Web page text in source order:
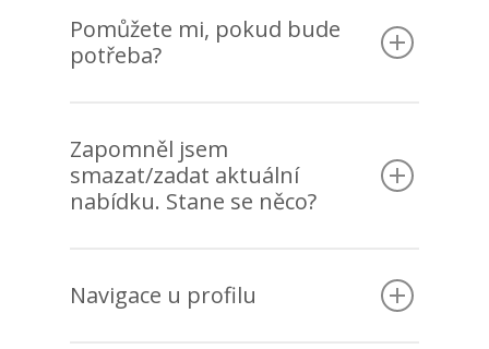
Pomůžete mi, pokud bude
potřeba?
Zapomněl jsem
smazat/zadat aktuální
nabídku. Stane se něco?
Navigace u profilu